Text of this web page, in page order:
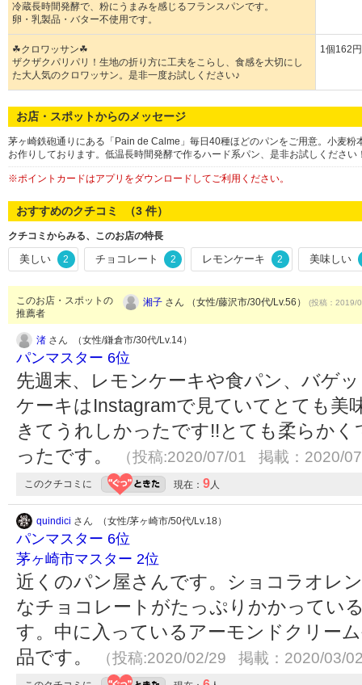
冷蔵長時間発酵で、粉にうまみを感じるフランスパンです。
卵・乳製品・バター不使用です。
☘クロワッサン☘
ザクザクパリパリ！生地の折り方に工夫をこらし、食感を大切にし
た大人気のクロワッサン。是非一度お試しください♪
1個162円
お店・スポットからのメッセージ
茅ヶ崎鉄砲通りにある「Pain de Calme」毎日40種ほどのパンをご用意。小麦
お作りしております。低温長時間発酵で作るハード系パン、是非お試しください
※ポイントカードはアプリをダウンロードしてご利用ください。
おすすめのクチコミ （3 件）
クチコミからみる、このお店の特長
美しい 2 チョコレート 2 レモンケーキ 2 美味しい
このお店・スポットの
推薦者
湘子 さん （女性/藤沢市/30代/Lv.56） (投稿：2019/
渚 さん （女性/鎌倉市/30代/Lv.14）
パンマスター 6位
先週末、レモンケーキや食パン、バゲ
ケーキはInstagramで見ていてとても美
きてうれしかったです!!とても柔らか
ったです。
（投稿:2020/07/01 掲載：2020/
このクチコミに 現在： 9 人
quindici さん （女性/茅ヶ崎市/50代/Lv.18）
パンマスター 6位
茅ヶ崎市マスター 2位
近くのパン屋さんです。ショコラオレ
なチョコレートがたっぷりかかってい
す。中に入っているアーモンドクリー
品です。
（投稿:2020/02/29 掲載：2020/03/